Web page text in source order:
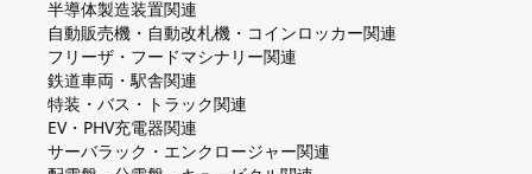
半導体製造装置関連
自動販売機・自動改札機・コインロッカー関連
フリーザ・フードマシナリー関連
鉄道車両・駅舎関連
特装・バス・トラック関連
EV・PHV充電器関連
サーバラック・エンクロージャー関連